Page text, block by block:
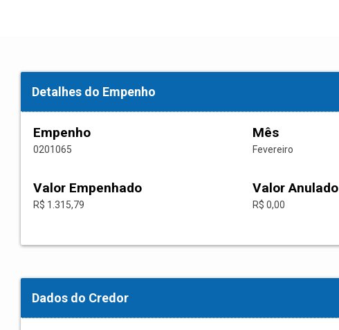
Detalhes do Empenho
Empenho
0201065
Mês
Fevereiro
Valor Empenhado
R$ 1.315,79
Valor Anulado
R$ 0,00
Dados do Credor